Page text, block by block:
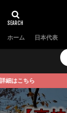
ホーム 日本代表